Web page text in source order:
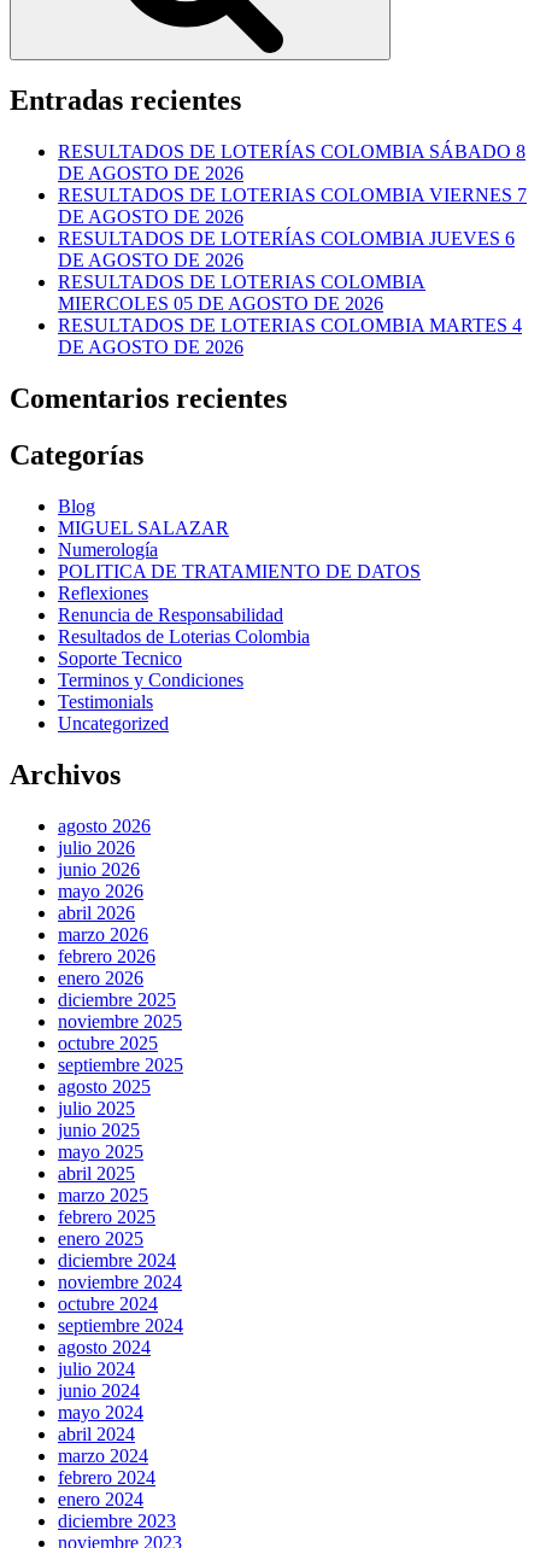
Entradas recientes
RESULTADOS DE LOTERÍAS COLOMBIA SÁBADO 8
DE AGOSTO DE 2026
RESULTADOS DE LOTERIAS COLOMBIA VIERNES 7
DE AGOSTO DE 2026
RESULTADOS DE LOTERÍAS COLOMBIA JUEVES 6
DE AGOSTO DE 2026
RESULTADOS DE LOTERIAS COLOMBIA
MIERCOLES 05 DE AGOSTO DE 2026
RESULTADOS DE LOTERIAS COLOMBIA MARTES 4
DE AGOSTO DE 2026
Comentarios recientes
Categorías
Blog
MIGUEL SALAZAR
Numerología
POLITICA DE TRATAMIENTO DE DATOS
Reflexiones
Renuncia de Responsabilidad
Resultados de Loterias Colombia
Soporte Tecnico
Terminos y Condiciones
Testimonials
Uncategorized
Archivos
agosto 2026
julio 2026
junio 2026
mayo 2026
abril 2026
marzo 2026
febrero 2026
enero 2026
diciembre 2025
noviembre 2025
octubre 2025
septiembre 2025
agosto 2025
julio 2025
junio 2025
mayo 2025
abril 2025
marzo 2025
febrero 2025
enero 2025
diciembre 2024
noviembre 2024
octubre 2024
septiembre 2024
agosto 2024
julio 2024
junio 2024
mayo 2024
abril 2024
marzo 2024
febrero 2024
enero 2024
diciembre 2023
noviembre 2023